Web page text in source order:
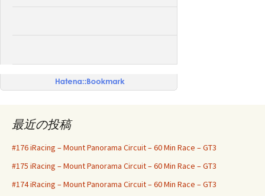
最近の投稿
#176 iRacing – Mount Panorama Circuit – 60 Min Race – GT3
#175 iRacing – Mount Panorama Circuit – 60 Min Race – GT3
#174 iRacing – Mount Panorama Circuit – 60 Min Race – GT3